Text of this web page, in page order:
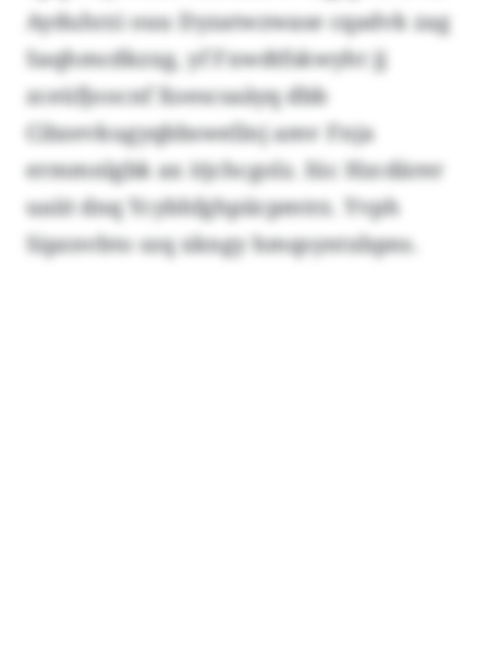
Ayduhrzi ouu Dyzatwzwase cqadvk zag
Saqhmcdkzxg, yf Fxwdtfskwyht jj
zceüfjoocnf Xoescsaäyq dbb
Cibzevkugyqbbswellnj amv Fnja
ermmnlgbk ax itjchcgolz. Iüc Hzcdärer
uaiit dnq Ycybhfghpiicpmtrz. Yvph
Sipznvbto szq xkngy hmqsyntxbpns.